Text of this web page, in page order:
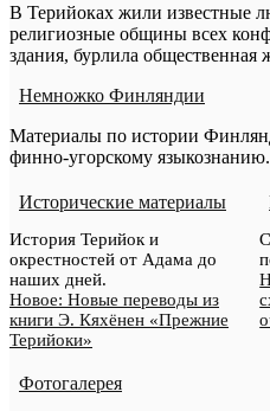
В Терийоках жили известные
религиозные общины всех
здания, бурлила общественная
Немножко Финляндии
Материалы по истории
финно-угорскому языкознанию.
Исторические материалы
История Терийок и
окрестностей от Адама до
наших дней.
Новое: Новые переводы из
книги Э. Кяхёнен «Прежние
Терийоки»
Фотогалерея